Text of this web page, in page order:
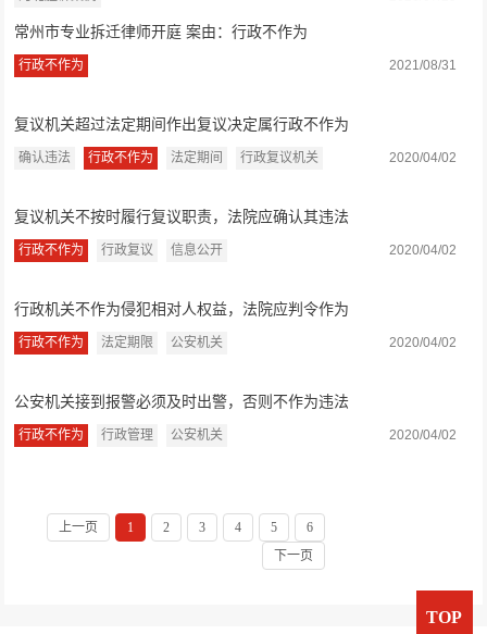
常州市专业拆迁律师开庭 案由：行政不作为
行政不作为 2021/08/31
复议机关超过法定期间作出复议决定属行政不作为
确认违法 行政不作为 法定期间 行政复议机关 2020/04/02
复议机关不按时履行复议职责，法院应确认其违法
行政不作为 行政复议 信息公开 2020/04/02
行政机关不作为侵犯相对人权益，法院应判令作为
行政不作为 法定期限 公安机关 2020/04/02
公安机关接到报警必须及时出警，否则不作为违法
行政不作为 行政管理 公安机关 2020/04/02
上一页 1 2 3 4 5
6
下一页
TOP